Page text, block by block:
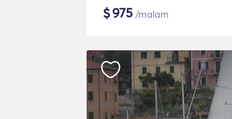
$975 /malam